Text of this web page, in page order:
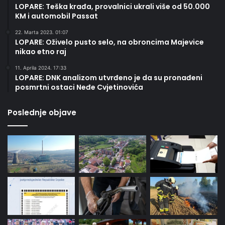
LOPARE: Teška krađa, provalnici ukrali više od 50.000
KM i automobil Passat
22. Marta 2023. 01:07
LOPARE: Oživelo pusto selo, na obroncima Majevice
nikao etno raj
11. Aprila 2024. 17:33
LOPARE: DNK analizom utvrđeno je da su pronađeni
posmrtni ostaci Neđe Cvjetinovića
Poslednje objave